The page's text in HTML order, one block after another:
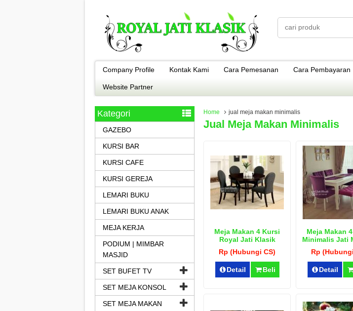
Company Profile Kontak Kami Cara Pemesanan Cara Pembayaran
Website Partner
Home jual meja makan minimalis
Jual Meja Makan Minimalis
Meja Makan 4 Kursi
Royal Jati Klasik
Rp (Hubungi CS)
Detail Beli
Meja Makan
Minimalis Jati
Rp
Detail
Kategori
GAZEBO
KURSI BAR
KURSI CAFE
KURSI GEREJA
LEMARI BUKU
LEMARI BUKU ANAK
MEJA KERJA
PODIUM | MIMBAR
MASJID
SET BUFET TV
SET MEJA KONSOL
SET MEJA MAKAN